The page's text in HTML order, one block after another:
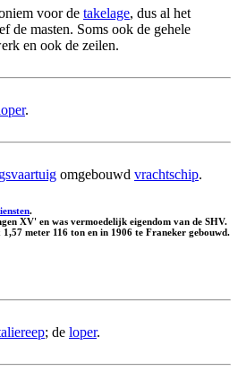
voor de takelage, dus al het
de masten. Soms ook de gehele
en ook de zeilen.
.
omgebouwd vrachtschip.
.
XV' en was vermoedelijk eigendom van de SHV.
meter 116 ton en in 1906 te Franeker gebouwd.
; de loper.